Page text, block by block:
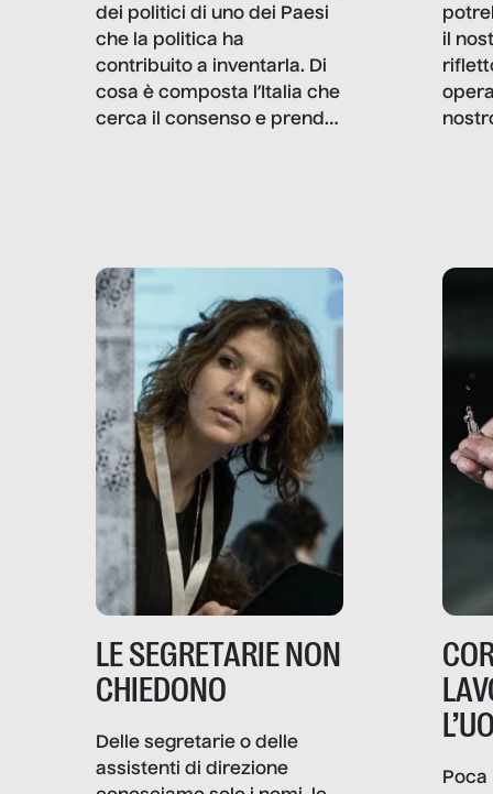
dei politici di uno dei Paesi
che la politica ha
contribuito a inventarla. Di
cosa è composta l’Italia che
cerca il consenso e prende
il
LE SEGRETARIE NON
CHIEDONO
Delle segretarie o delle
assistenti di direzione